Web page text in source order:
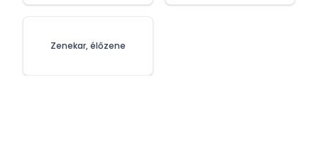
Zenekar, élőzene